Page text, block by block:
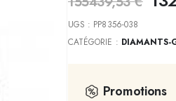
UGS : PP8356-038
CATÉGORIE : DIAMANTS-
Promotions